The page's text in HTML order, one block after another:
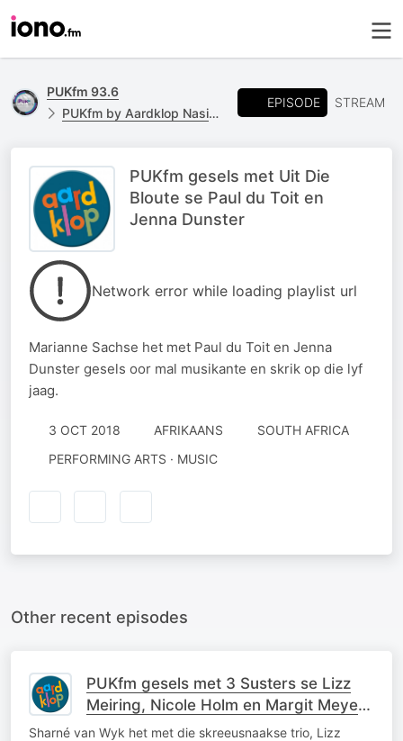
PUKfm 93.6
PUKfm by Aardklop Nasionale Kunstefees 2018
EPISODE STREAM
PUKfm gesels met Uit Die
Bloute se Paul du Toit en
Jenna Dunster
Network error while loading playlist url
Marianne Sachse het met Paul du Toit en Jenna
Dunster gesels oor mal musikante en skrik op die lyf
jaag.
3 OCT 2018 AFRIKAANS
SOUTH AFRICA
PERFORMING ARTS · MUSIC
Other recent episodes
PUKfm gesels met 3 Susters se Lizz
Meiring, Nicole Holm en Margit Meyer-
Rödenbeck
Sharné van Wyk het met die skreeusnaakse trio, Lizz